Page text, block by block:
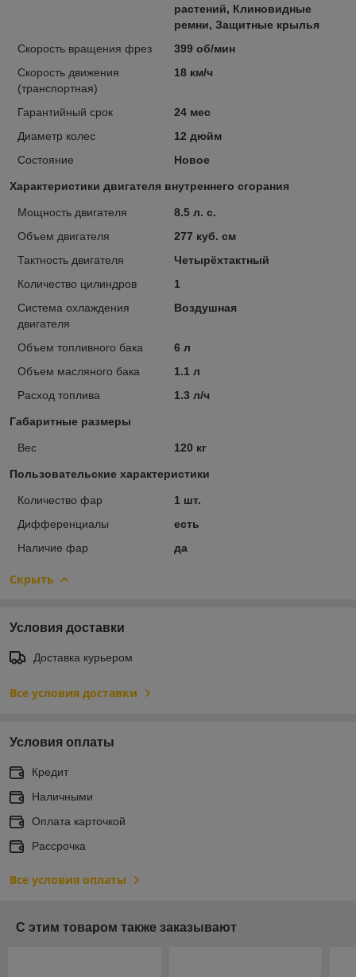
растений, Клиновидные
ремни, Защитные крылья
Скорость вращения фрез
399 об/мин
Скорость движения
(транспортная)
18 км/ч
Гарантийный срок
24 мес
Диаметр колес
12 дюйм
Состояние
Новое
Характеристики двигателя внутреннего сгорания
Мощность двигателя
8.5 л. с.
Объем двигателя
277 куб. см
Тактность двигателя
Четырёхтактный
Количество цилиндров
1
Система охлаждения
двигателя
Воздушная
Объем топливного бака
6 л
Объем масляного бака
1.1 л
Расход топлива
1.3 л/ч
Габаритные размеры
Вес 120 кг
Пользовательские характеристики
Количество фар
1 шт.
Дифференциалы
есть
Наличие фар
да
Скрыть
Условия доставки
Доставка курьером
Все условия доставки
Условия оплаты
Кредит
Наличными
Оплата карточкой
Рассрочка
Все условия оплаты
С этим товаром также заказывают